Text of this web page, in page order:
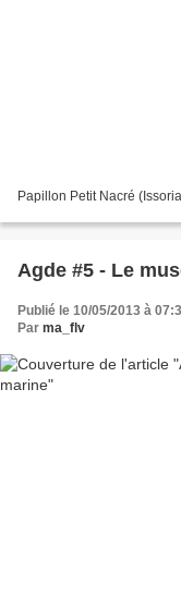
Papillon Petit Nacré
Agde #5 - Le
Publié le 10/05/2013 à
Par ma_flv